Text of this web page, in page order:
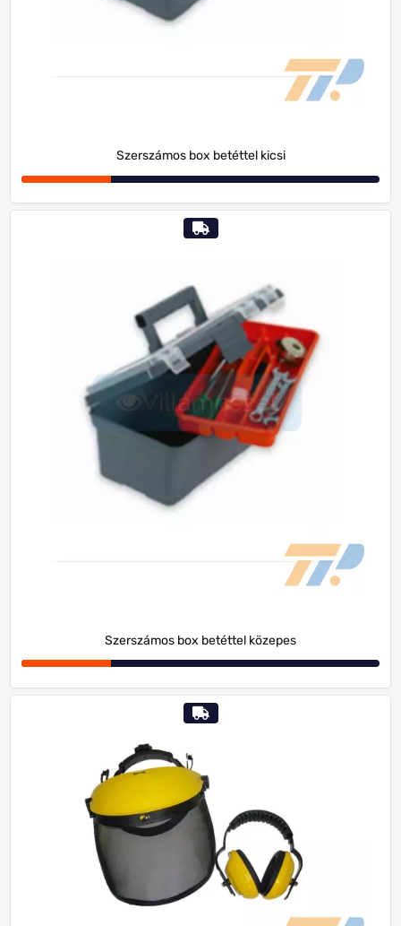
Szerszámos box betéttel kicsi
Szerszámos box betéttel közepes